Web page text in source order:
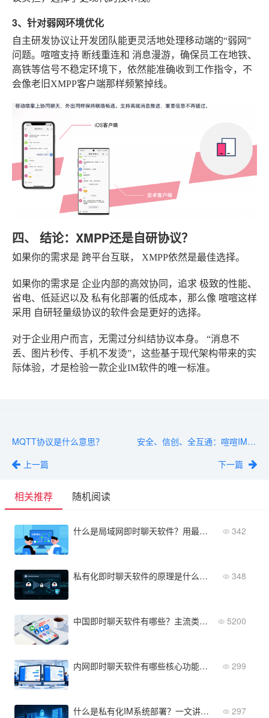
3、针对弱网环境优化
自主研发协议让开发团队能更灵活地处理移动端的“弱网”
问题。喧喧支持 断线重连和 消息漫游，确保员工在地铁、
高铁等信号不稳定环境下，依然能准确收到工作指令，不
会像老旧XMPP客户端那样频繁掉线。
四、 结论：XMPP还是自研协议？
如果你的需求是 跨平台互联， XMPP依然是最佳选择。
如果你的需求是 企业内部的高效协同 ，追求 极致的性能、
省电、低延迟以及 私有化部署的低成本，那么像 喧喧这样
采用 自研轻量级协议的软件会是更好的选择。
对于企业用户而言，无需过分纠结协议本身。 “消息不
丢、图片秒传、手机不发烫”，这些基于现代架构带来的实
际体验，才是检验一款企业IM软件的唯一标准。
MQTT协议是什么意思？
上一篇
安全、信创、全互通：喧喧IM如何满足我们严苛的沟通需求？
下一篇
相关推荐 随机阅读
什么是局域网即时聊天软件？用最简单的话讲清核心概念 342
私有化即时聊天软件的原理是什么？数据如何安全传输 348
中国即时聊天软件有哪些？主流类型与核心功能盘点 5200
内网即时聊天软件有哪些核心功能？一文盘点必备能力 299
什么是私有化IM系统部署？一文讲透其核心定义与实施价值 297